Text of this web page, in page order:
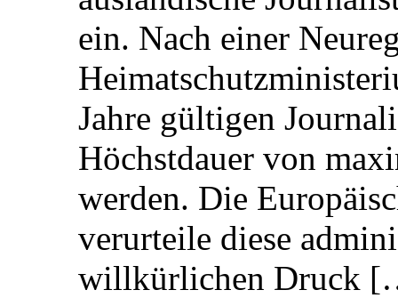
ein. Nach einer
Jahre gültigen
Höchstdauer von
werden. Die
verurteile diese
willkürlichen Druck